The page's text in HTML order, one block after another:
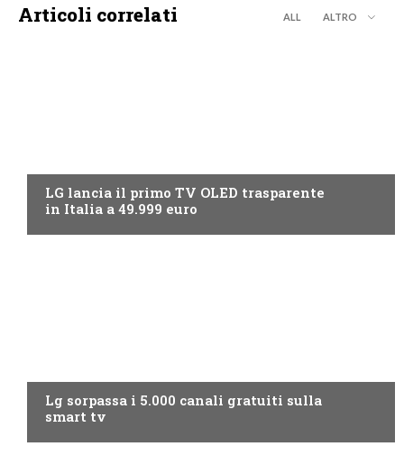
Articoli correlati ALL ALTRO
LG lancia il primo TV OLED trasparente
in Italia a 49.999 euro
Lg sorpassa i 5.000 canali gratuiti sulla
smart tv